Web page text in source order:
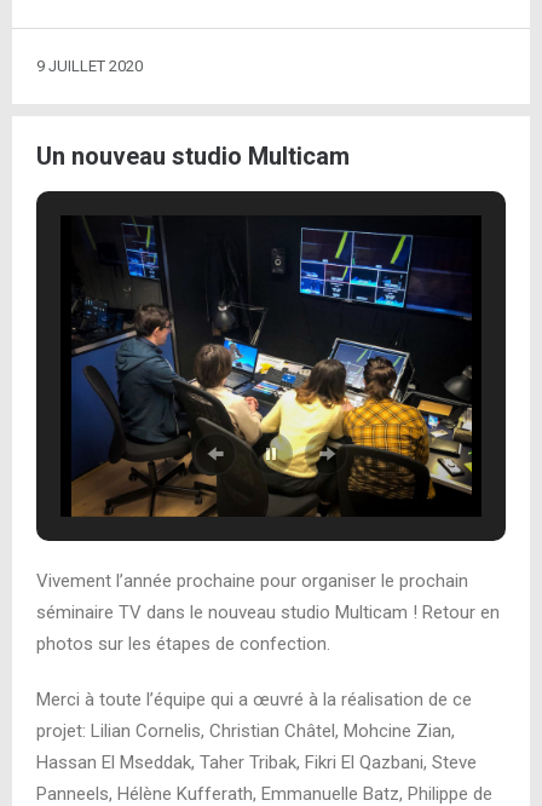
9 JUILLET 2020
Un nouveau studio Multicam
Vivement l’année prochaine pour organiser le prochain
séminaire TV dans le nouveau studio Multicam ! Retour en
photos sur les étapes de confection.
Merci à toute l’équipe qui a œuvré à la réalisation de ce
projet: Lilian Cornelis, Christian Châtel, Mohcine Zian,
Hassan El Mseddak, Taher Tribak, Fikri El Qazbani, Steve
Panneels, Hélène Kufferath, Emmanuelle Batz, Philippe de